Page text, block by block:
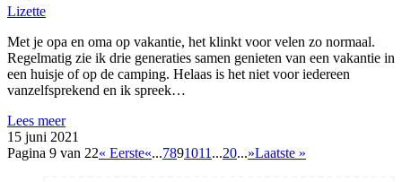
Lizette
Met je opa en oma op vakantie, het klinkt voor velen zo normaal.
Regelmatig zie ik drie generaties samen genieten van een vakantie in
een huisje of op de camping. Helaas is het niet voor iedereen
vanzelfsprekend en ik spreek…
Lees meer
15 juni 2021
Pagina 9 van 22« Eerste«...7891011 ...20...»Laatste »